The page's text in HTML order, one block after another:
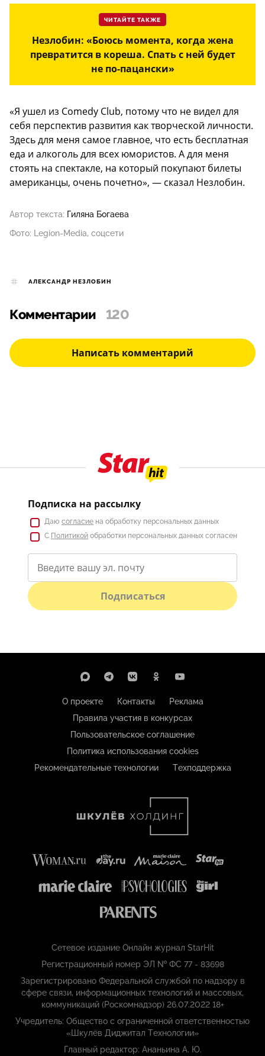
ЧИТАЙТЕ ТАКЖЕ
Незлобин: «Боюсь момента, когда жена
превратится в кореша. Спать с ней будет
не по-пацански»
«Я ушел из Comedy Club, потому что не видел для
себя перспектив развития как творческой личности.
Здесь для меня самое главное, что есть бесплатная
еда и алкоголь для всех юмористов. А для меня
стоять на спектакле, на который покупают билеты
американцы, очень почетно», — сказал Незлобин.
Автор текста: Гиляна Богаева
Фото: Legion-Media, соцсети
АЛЕКСАНДР НЕЗЛОБИН
Комментарии 120
Написать комментарий
Подписка на рассылку
Даю согласие на обработку персональных данных
С Политикой обработки персональных данных согласен
Подписаться
О проекте Контакты
Реклама
Правила участия в конкурсах
Пользовательское соглашение
Политика использования cookies
Рекомендательные технологии
Техподдержка
Сетевое издание Онлайн журнал StarHit
Регистрационный номер ЭЛ № ФС 77 - 83698
Зарегистрировано Федеральной службой по надзору в
сфере связи, информационных технологий и массовых,
коммуникаций (Роскомнадзор) 26.07.2022 18+
Учредитель: Общество с ограниченной ответственностью
«Шкулёв Диджитал Технологии»
Главный редактор: Ананьина А. Ю.